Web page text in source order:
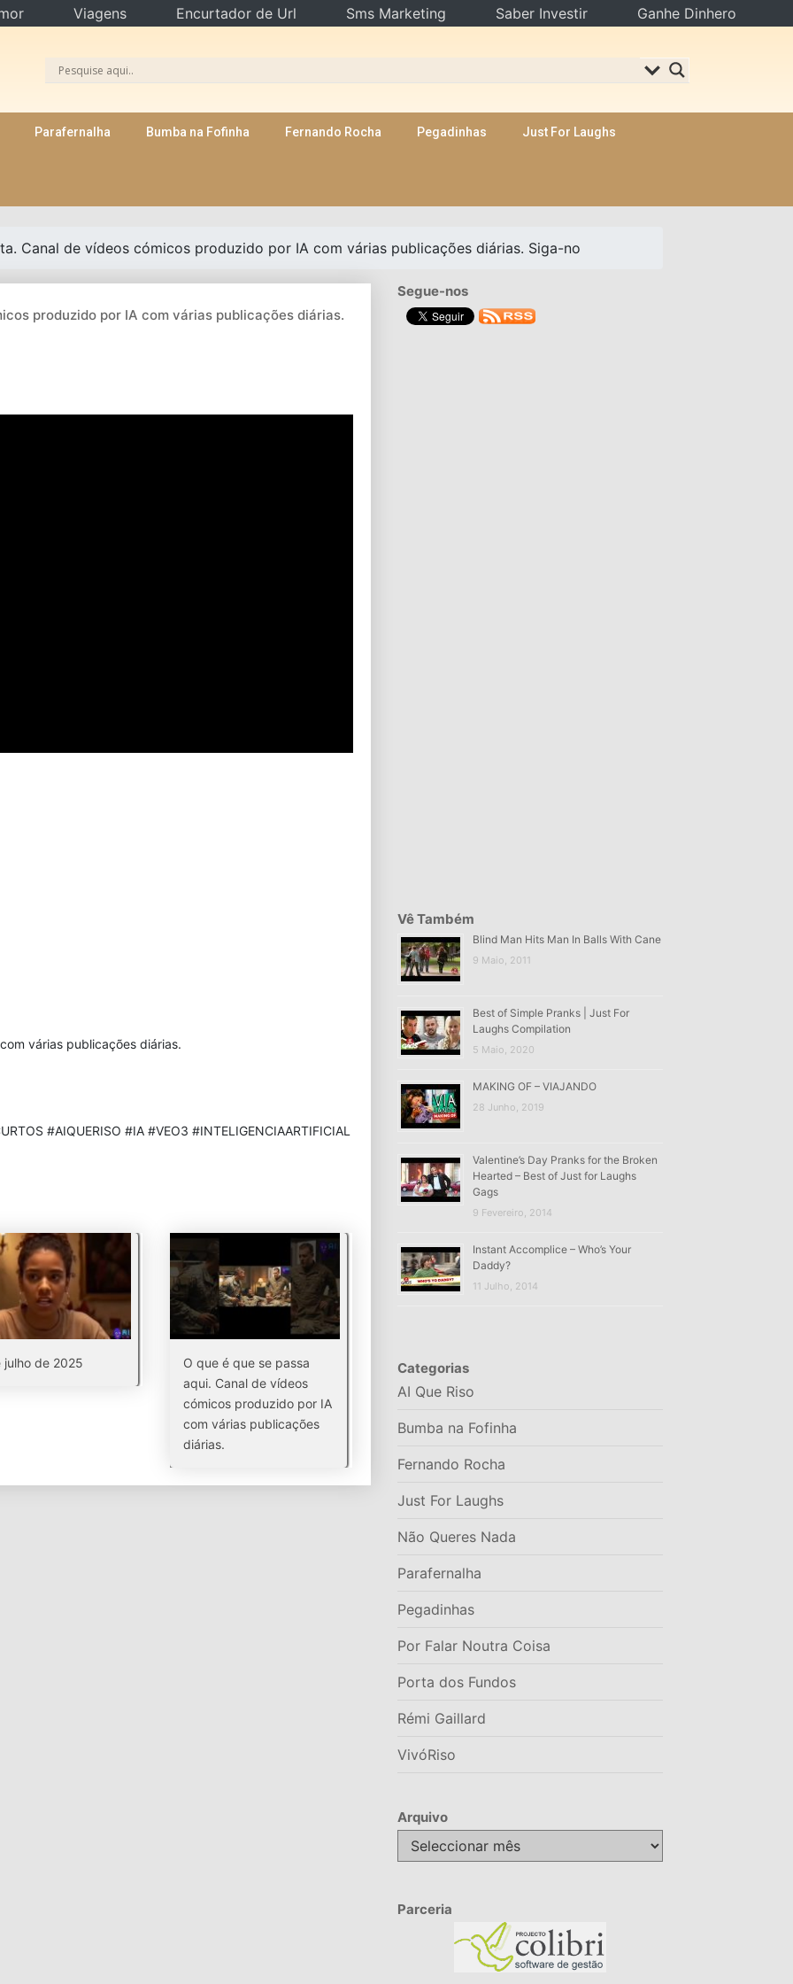
Parafernalha Bumba na Fofinha Fernando Rocha Pegadinhas Just For Laughs
Canal de vídeos cómicos produzido por IA com várias publicações diárias. Siga-no
produzido por IA com várias publicações diárias.
várias publicações diárias.
#AIQUERISO #IA #VEO3 #INTELIGENCIAARTIFICIAL
julho de 2025
O que é que se passa
aqui. Canal de vídeos
cómicos produzido por IA
com várias publicações
diárias.
Segue-nos
Vê Também
Blind Man Hits Man In Balls With Cane
9 Maio, 2011
Best of Simple Pranks | Just For
Laughs Compilation
5 Maio, 2020
MAKING OF – VIAJANDO
28 Junho, 2019
Valentine’s Day Pranks for the Broken
Hearted – Best of Just for Laughs
Gags
9 Fevereiro, 2014
Instant Accomplice – Who’s Your
Daddy?
11 Julho, 2014
Categorias
AI Que Riso
Bumba na Fofinha
Fernando Rocha
Just For Laughs
Não Queres Nada
Parafernalha
Pegadinhas
Por Falar Noutra Coisa
Porta dos Fundos
Rémi Gaillard
VivóRiso
Arquivo
Arquivo
Parceria
Viagens Encurtador de Url Sms Marketing Saber Investir Ganhe Dinhero